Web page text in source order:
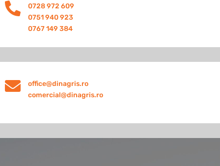

0728 972 609
0751 940 923
0767 149 384

office@dinagris.ro
comercial@dinagris.ro